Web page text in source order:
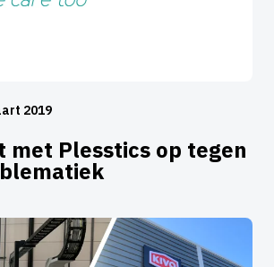
2019
met Plesstics op tegen